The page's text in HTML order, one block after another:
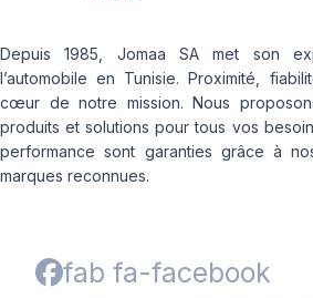
Depuis 1985, Jomaa SA met son
l’automobile en Tunisie. Proximité,
cœur de notre mission. Nous
produits et solutions pour tous vos
performance sont garanties grâce à
marques reconnues.
fab fa-facebook